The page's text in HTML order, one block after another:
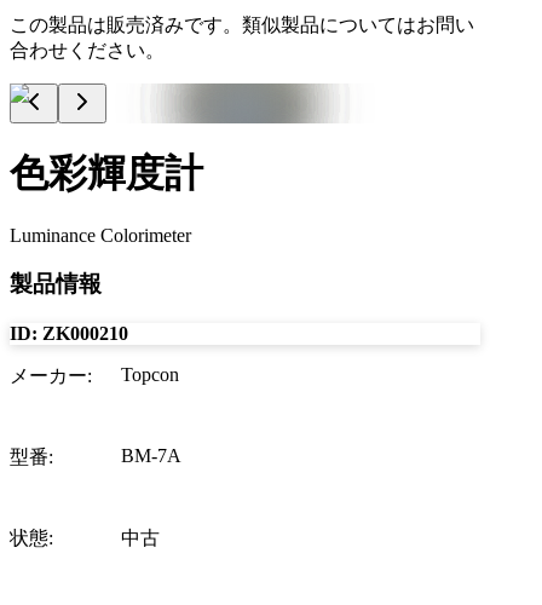
この製品は販売済みです。類似製品についてはお問い
合わせください。
色彩輝度計
Luminance Colorimeter
製品情報
ID: ZK000210
メーカー: Topcon
型番: BM-7A
状態: 中古